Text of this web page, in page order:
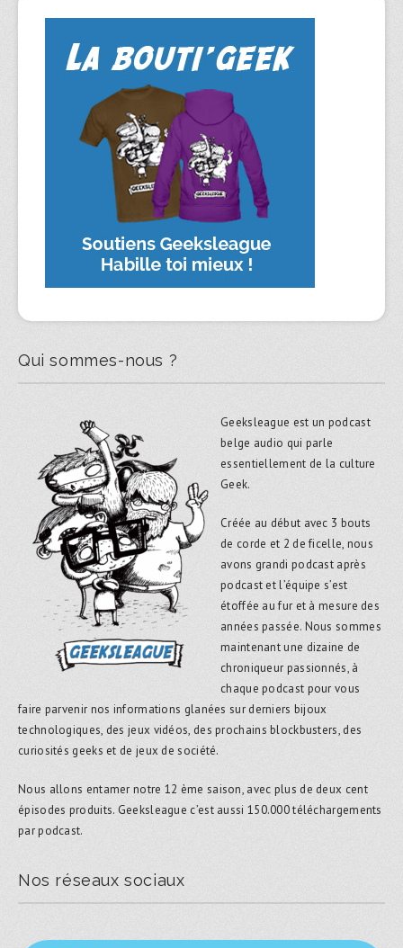
Qui sommes-nous ?
Geeksleague est un podcast
belge audio qui parle
essentiellement de la culture
Geek.
Créée au début avec 3 bouts
de corde et 2 de ficelle, nous
avons grandi podcast après
podcast et l’équipe s’est
étoffée au fur et à mesure des
années passée. Nous sommes
maintenant une dizaine de
chroniqueur passionnés, à
chaque podcast pour vous
faire parvenir nos informations glanées sur derniers bijoux
technologiques, des jeux vidéos, des prochains blockbusters, des
curiosités geeks et de jeux de société.
Nous allons entamer notre 12 ème saison, avec plus de deux cent
épisodes produits. Geeksleague c’est aussi 150.000 téléchargements
par podcast.
Nos réseaux sociaux